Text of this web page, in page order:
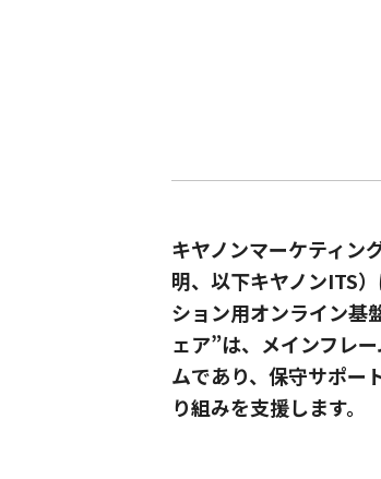
キヤノンマーケティン
明、以下キヤノンITS
ション用オンライン基
ェア”は、メインフレ
ムであり、保守サポー
り組みを支援します。